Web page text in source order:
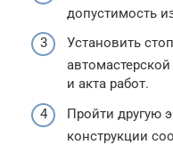
допустимость
Установить
и акта работ.
Пройти другую
конструкции